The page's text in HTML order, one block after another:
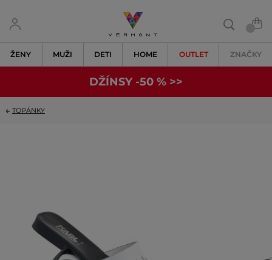
ŽENY MUŽI DETI HOME OUTLET ZNAČKY
DŽÍNSY -50 % >>
TOPÁNKY